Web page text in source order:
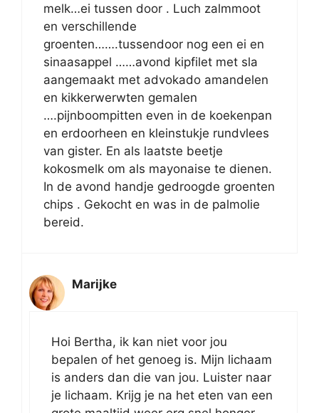
melk…ei tussen door . Luch zalmmoot
en verschillende
groenten…….tussendoor nog een ei en
sinaasappel ……avond kipfilet met sla
aangemaakt met advokado amandelen
en kikkerwerwten gemalen
….pijnboompitten even in de koekenpan
en erdoorheen en kleinstukje rundvlees
van gister. En als laatste beetje
kokosmelk om als mayonaise te dienen.
In de avond handje gedroogde groenten
chips . Gekocht en was in de palmolie
bereid.
Marijke
Hoi Bertha, ik kan niet voor jou
bepalen of het genoeg is. Mijn lichaam
is anders dan die van jou. Luister naar
je lichaam. Krijg je na het eten van een